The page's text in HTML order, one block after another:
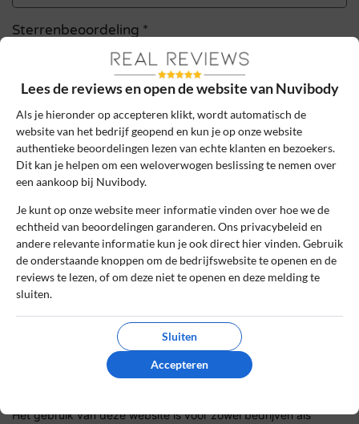
Sterrenbeoordeling *
De review *
Ik ga akkoord met de gebruikersvoorwaarden en het
privacybeleid door deze review te plaatsen. Ik verklaar ook dat
ik een daadwerkelijke ervaring heb met dit bedrijf.
controlebeleid
en hoe wij zorgen dat reviews
Het gebruik van deze website is voor zowel bedrijven als
Lees de reviews en open de website van Nuvibody
Als je hieronder op accepteren klikt, wordt automatisch de
website van het bedrijf geopend en kun je op onze website
authentieke beoordelingen lezen van echte klanten en bezoekers.
Dit kan je helpen om een weloverwogen beslissing te nemen over
een aankoop bij Nuvibody.
Je kunt op onze website meer informatie vinden over hoe we de
echtheid van beoordelingen garanderen. Ons privacybeleid en
andere relevante informatie kun je ook direct hier vinden. Gebruik
de onderstaande knoppen om de bedrijfswebsite te openen en de
reviews te lezen, of om deze niet te openen en deze melding te
sluiten.
Sluiten
Accepteren